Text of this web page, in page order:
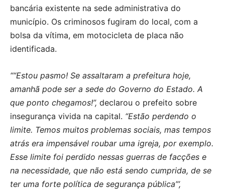
bancária existente na sede administrativa do
município. Os criminosos fugiram do local, com a
bolsa da vítima, em motocicleta de placa não
identificada.
““Estou pasmo! Se assaltaram a prefeitura hoje,
amanhã pode ser a sede do Governo do Estado. A
que ponto chegamos!”, declarou o prefeito sobre
insegurança vivida na capital. “Estão perdendo o
limite. Temos muitos problemas sociais, mas tempos
atrás era impensável roubar uma igreja, por exemplo.
Esse limite foi perdido nessas guerras de facções e
na necessidade, que não está sendo cumprida, de se
ter uma forte política de segurança pública”’,